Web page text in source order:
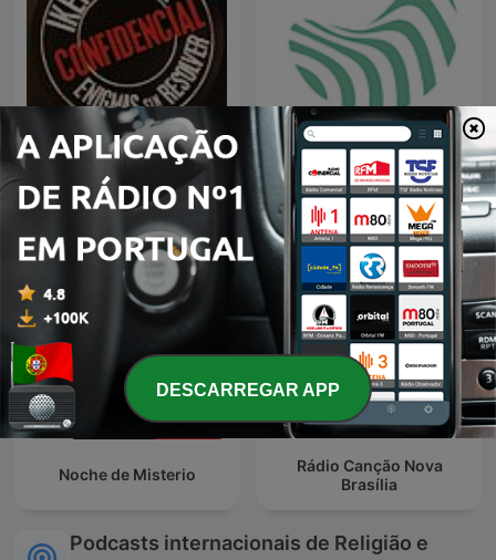
Iker Jiménez Confidencial Igreja RIO
Noche de Misterio
Rádio Canção Nova
Brasília
Podcasts internacionais de Religião e
DESCARREGAR APP